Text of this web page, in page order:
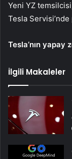
Yeni YZ
Tesla Servisi’nde
Tesla’nın
İlgili Makaleler